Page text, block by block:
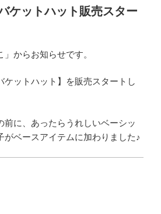
ケットハット販売スター
からお知らせです。
ケットハット】を販売スタートし
前に、あったらうれしいベーシッ
がベースアイテムに加わりました♪